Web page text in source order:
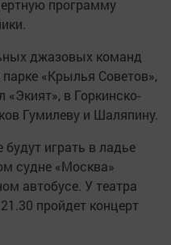
программу
джазовых команд
«Крылья Советов»,
«Экият», в Горкинско-
Гумилеву и Шаляпину.
играть в ладье
судне «Москва»
автобусе. У театра
пройдет концерт